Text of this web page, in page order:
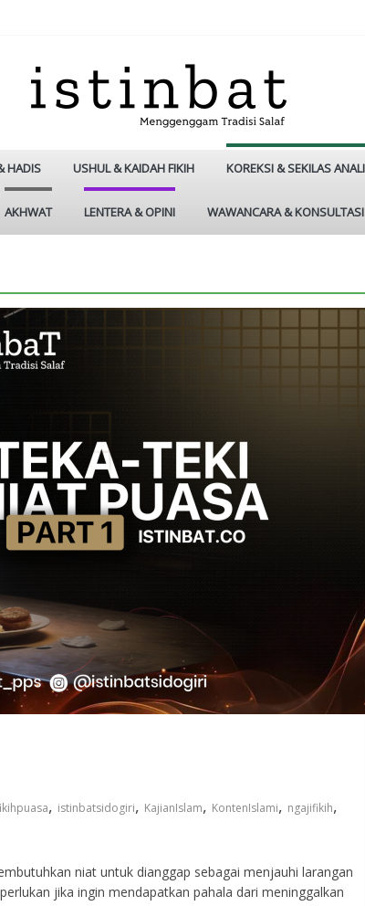
HADIS USHUL & KAIDAH FIKIH KOREKSI & SEKILAS
AKHWAT LENTERA & OPINI WAWANCARA & KONSULTASI
, istinbatsidogiri, KajianIslam, KontenIslami, ngajifikih,
niat untuk dianggap sebagai menjauhi larangan
jika ingin mendapatkan pahala dari meninggalkan